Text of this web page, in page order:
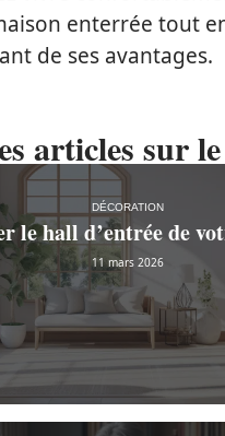
enterrée tout
de ses avantages.
articles sur
DÉCORATION
le hall d’entrée de
11 mars 2026